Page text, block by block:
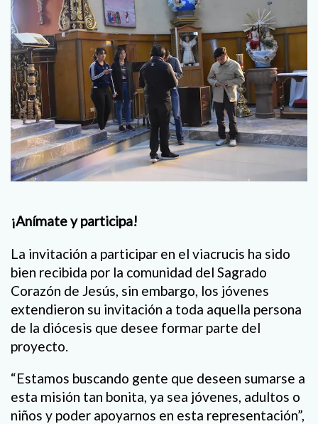
¡Anímate y participa!
La invitación a participar en el viacrucis ha sido
bien recibida por la comunidad del Sagrado
Corazón de Jesús, sin embargo, los jóvenes
extendieron su invitación a toda aquella persona
de la diócesis que desee formar parte del
proyecto.
“Estamos buscando gente que deseen sumarse a
esta misión tan bonita, ya sea jóvenes, adultos o
niños y poder apoyarnos en esta representación”,